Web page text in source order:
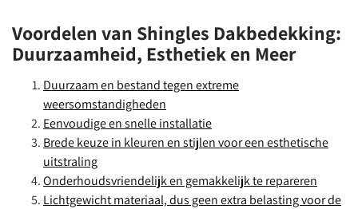
Voordelen van Shingles Dakbedekking:
Duurzaamheid, Esthetiek en Meer
Duurzaam en bestand tegen extreme
weersomstandigheden
Eenvoudige en snelle installatie
Brede keuze in kleuren en stijlen voor een esthetische
uitstraling
Onderhoudsvriendelijk en gemakkelijk te repareren
Lichtgewicht materiaal, dus geen extra belasting voor de